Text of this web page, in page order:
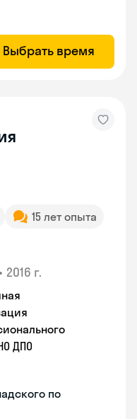
Выбрать время
15 лет опыта
• 2016 г.
ДПО
по